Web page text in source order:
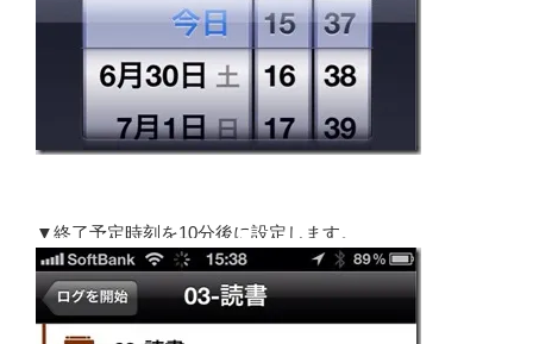
▼終了予定時刻を10分後に設定します。